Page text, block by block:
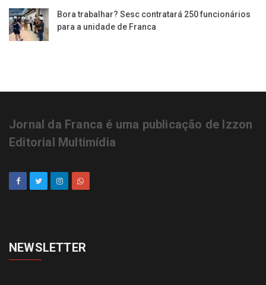
Bora trabalhar? Sesc contratará 250 funcionários
para a unidade de Franca
Jornal da Franca é uma publicação de Izzon
Editorial Multimídia
NEWSLETTER